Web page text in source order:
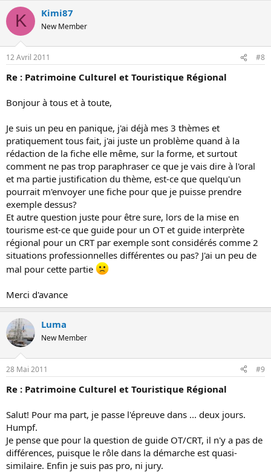
K Kimi87
New Member
12 Avril 2011 #8
Re : Patrimoine Culturel et Touristique Régional
Bonjour à tous et à toute,
Je suis un peu en panique, j'ai déjà mes 3 thèmes et
pratiquement tous fait, j'ai juste un problème quand à la
rédaction de la fiche elle même, sur la forme, et surtout
comment ne pas trop paraphraser ce que je vais dire à l'oral
et ma partie justification du thème, est-ce que quelqu'un
pourrait m'envoyer une fiche pour que je puisse prendre
exemple dessus?
Et autre question juste pour être sure, lors de la mise en
tourisme est-ce que guide pour un OT et guide interprète
régional pour un CRT par exemple sont considérés comme 2
situations professionnelles différentes ou pas? J'ai un peu de
mal pour cette partie
Merci d'avance
Luma
New Member
28 Mai 2011 #9
Re : Patrimoine Culturel et Touristique Régional
Salut! Pour ma part, je passe l'épreuve dans ... deux jours.
Humpf.
Je pense que pour la question de guide OT/CRT, il n'y a pas de
différences, puisque le rôle dans la démarche est quasi-
similaire. Enfin je suis pas pro, ni jury.